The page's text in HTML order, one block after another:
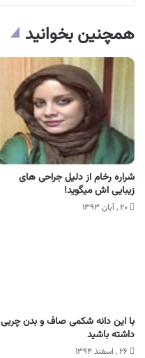
همچنین بخوانید
شراره رخام از دلیل جراحی های
زیبایی‌ اش میگوید!
۲۰ , آبان ۱۳۹۳
با این دانه شکمی صاف و بدن چربی
داشته باشید
۲۶ , اسفند ۱۳۹۴